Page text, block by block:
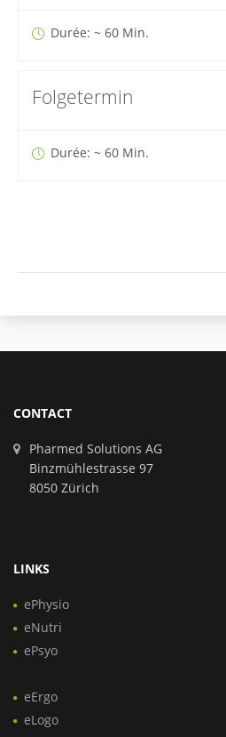
Durée: ~ 60 Min.
Folgetermin
Durée: ~ 60 Min.
CONTACT
Pharmed Solutions AG
Binzmühlestrasse 97
8050 Zürich
LINKS
ePhysio
eNutri
ePsyo
eErgo
eLogo